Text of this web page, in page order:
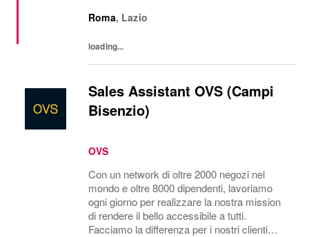
accessibili realizzati con materiali di alta
Roma, Lazio
loading...
Sales Assistant OVS (Campi
Bisenzio)
OVS
Con un network di oltre 2000 negozi nel
mondo e oltre 8000 dipendenti, lavoriamo
ogni giorno per realizzare la nostra mission
di rendere il bello accessibile a tutti.
Facciamo la differenza per i nostri clienti